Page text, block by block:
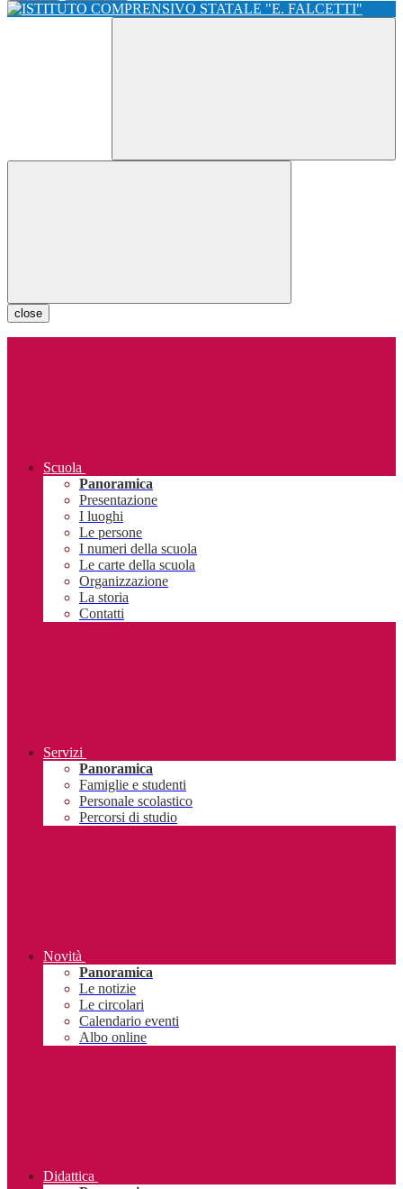
close
Scuola
Panoramica
Presentazione
I luoghi
Le persone
I numeri della scuola
Le carte della scuola
Organizzazione
La storia
Contatti
Servizi
Panoramica
Famiglie e studenti
Personale scolastico
Percorsi di studio
Novità
Panoramica
Le notizie
Le circolari
Calendario eventi
Albo online
Didattica